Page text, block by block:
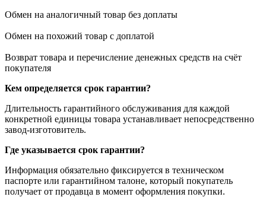
Обмен на аналогичный товар без доплаты
Обмен на похожий товар с доплатой
Возврат товара и перечисление денежных средств на счёт
покупателя
Кем определяется срок гарантии?
Длительность гарантийного обслуживания для каждой
конкретной единицы товара устанавливает непосредственно
завод-изготовитель.
Где указывается срок гарантии?
Информация обязательно фиксируется в техническом
паспорте или гарантийном талоне, который покупатель
получает от продавца в момент оформления покупки.